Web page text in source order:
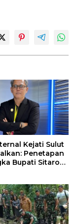
Kejati Sulut
Penetapan
Bupati Sitaro